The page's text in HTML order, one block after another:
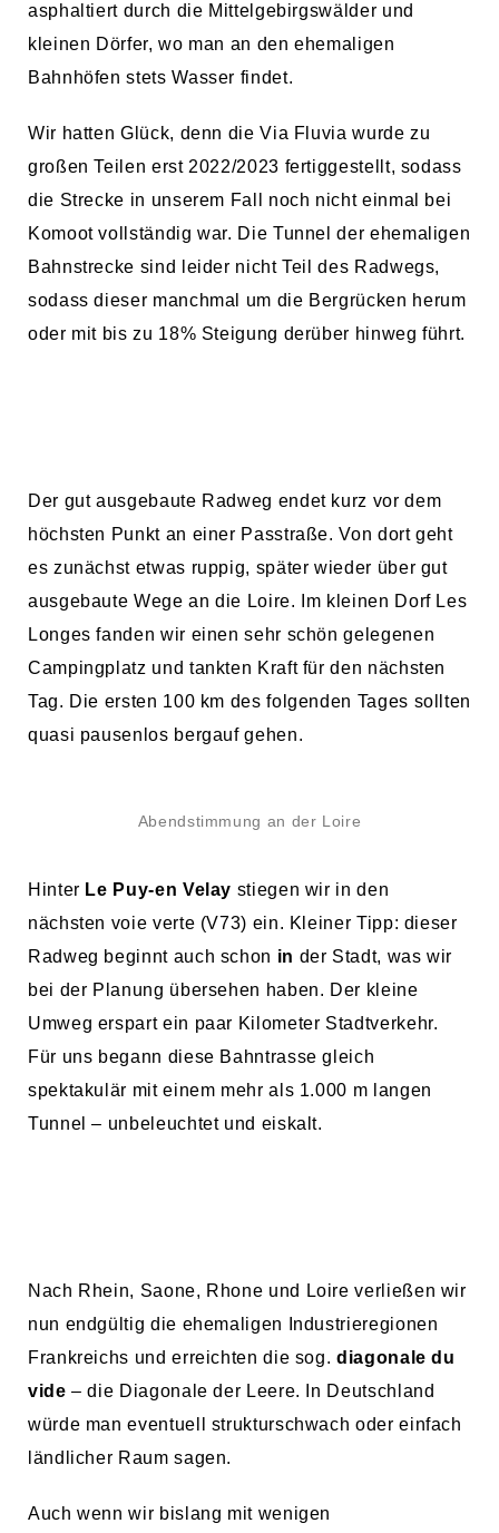
asphaltiert durch die Mittelgebirgswälder und
kleinen Dörfer, wo man an den ehemaligen
Bahnhöfen stets Wasser findet.
Wir hatten Glück, denn die Via Fluvia wurde zu
großen Teilen erst 2022/2023 fertiggestellt, sodass
die Strecke in unserem Fall noch nicht einmal bei
Komoot vollständig war. Die Tunnel der ehemaligen
Bahnstrecke sind leider nicht Teil des Radwegs,
sodass dieser manchmal um die Bergrücken herum
oder mit bis zu 18% Steigung derüber hinweg führt.
Der gut ausgebaute Radweg endet kurz vor dem
höchsten Punkt an einer Passtraße. Von dort geht
es zunächst etwas ruppig, später wieder über gut
ausgebaute Wege an die Loire. Im kleinen Dorf Les
Longes fanden wir einen sehr schön gelegenen
Campingplatz und tankten Kraft für den nächsten
Tag. Die ersten 100 km des folgenden Tages sollten
quasi pausenlos bergauf gehen.
Abendstimmung an der Loire
Hinter Le Puy-en Velay stiegen wir in den
nächsten voie verte (V73) ein. Kleiner Tipp: dieser
Radweg beginnt auch schon in der Stadt, was wir
bei der Planung übersehen haben. Der kleine
Umweg erspart ein paar Kilometer Stadtverkehr.
Für uns begann diese Bahntrasse gleich
spektakulär mit einem mehr als 1.000 m langen
Tunnel – unbeleuchtet und eiskalt.
Nach Rhein, Saone, Rhone und Loire verließen wir
nun endgültig die ehemaligen Industrieregionen
Frankreichs und erreichten die sog.diagonale du
vide – die Diagonale der Leere. In Deutschland
würde man eventuell strukturschwach oder einfach
ländlicher Raum sagen.
Auch wenn wir bislang mit wenigen